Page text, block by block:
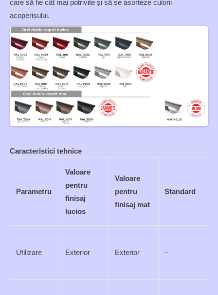
care să fie cât mai potrivite și să se asorteze culorii
acoperișului.
Caracteristici tehnice
Parametru
Valoare
pentru
finisaj
lucios
Valoare
pentru
finisaj mat
Standard
Utilizare Exterior Exterior –